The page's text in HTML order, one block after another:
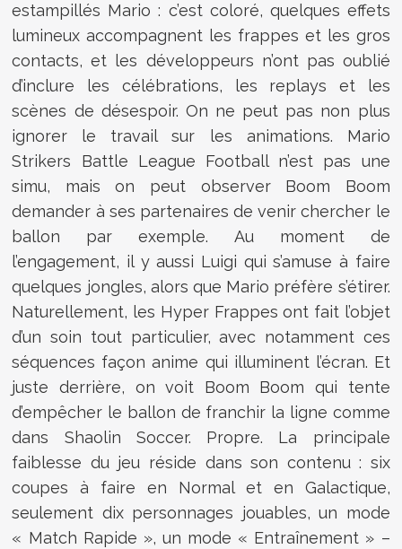
estampillés Mario : c’est coloré, quelques effets
lumineux accompagnent les frappes et les gros
contacts, et les développeurs n’ont pas oublié
d’inclure les célébrations, les replays et les
scènes de désespoir. On ne peut pas non plus
ignorer le travail sur les animations. Mario
Strikers Battle League Football n’est pas une
simu, mais on peut observer Boom Boom
demander à ses partenaires de venir chercher le
ballon par exemple. Au moment de
l’engagement, il y aussi Luigi qui s’amuse à faire
quelques jongles, alors que Mario préfère s’étirer.
Naturellement, les Hyper Frappes ont fait l’objet
d’un soin tout particulier, avec notamment ces
séquences façon anime qui illuminent l’écran. Et
juste derrière, on voit Boom Boom qui tente
d’empêcher le ballon de franchir la ligne comme
dans Shaolin Soccer. Propre. La principale
faiblesse du jeu réside dans son contenu : six
coupes à faire en Normal et en Galactique,
seulement dix personnages jouables, un mode
« Match Rapide », un mode « Entraînement » –